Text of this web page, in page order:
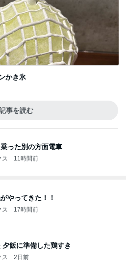
かき氷
事を読む
った別の方面電車
ス 11時間前
やってきた！！
ス 17時間前
飯に準備した鶏すき
ス 2日前